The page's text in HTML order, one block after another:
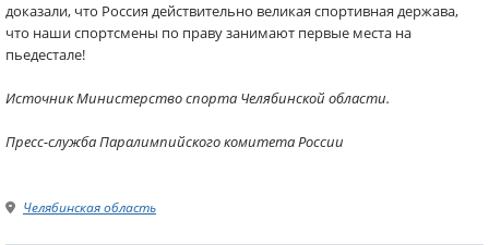
доказали, что Россия действительно великая спортивная держава,
что наши спортсмены по праву занимают первые места на
пьедестале!
Источник Министерство спорта Челябинской области.
Пресс-служба Паралимпийского комитета России
Челябинская область